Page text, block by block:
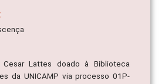
Lattes doado à Biblioteca
da UNICAMP via processo 01P-